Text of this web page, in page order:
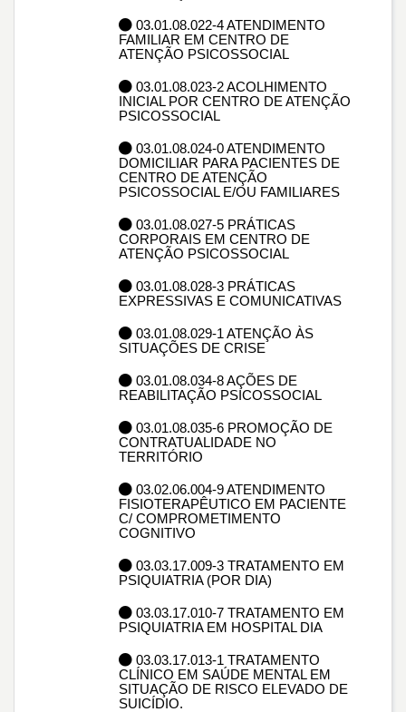
03.01.08.022-4 ATENDIMENTO
FAMILIAR EM CENTRO DE
ATENÇÃO PSICOSSOCIAL
03.01.08.023-2 ACOLHIMENTO
INICIAL POR CENTRO DE ATENÇÃO
PSICOSSOCIAL
03.01.08.024-0 ATENDIMENTO
DOMICILIAR PARA PACIENTES DE
CENTRO DE ATENÇÃO
PSICOSSOCIAL E/OU FAMILIARES
03.01.08.027-5 PRÁTICAS
CORPORAIS EM CENTRO DE
ATENÇÃO PSICOSSOCIAL
03.01.08.028-3 PRÁTICAS
EXPRESSIVAS E COMUNICATIVAS
03.01.08.029-1 ATENÇÃO ÀS
SITUAÇÕES DE CRISE
03.01.08.034-8 AÇÕES DE
REABILITAÇÃO PSICOSSOCIAL
03.01.08.035-6 PROMOÇÃO DE
CONTRATUALIDADE NO
TERRITÓRIO
03.02.06.004-9 ATENDIMENTO
FISIOTERAPÊUTICO EM PACIENTE
C/ COMPROMETIMENTO
COGNITIVO
03.03.17.009-3 TRATAMENTO EM
PSIQUIATRIA (POR DIA)
03.03.17.010-7 TRATAMENTO EM
PSIQUIATRIA EM HOSPITAL DIA
03.03.17.013-1 TRATAMENTO
CLÍNICO EM SAÚDE MENTAL EM
SITUAÇÃO DE RISCO ELEVADO DE
SUICÍDIO.